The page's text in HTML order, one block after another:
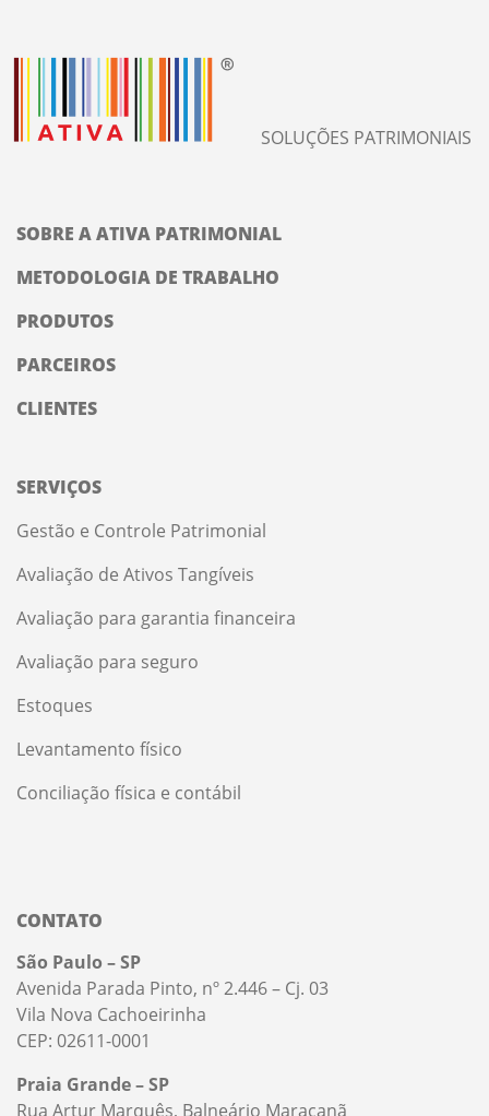
SOLUÇÕES PATRIMONIAIS
SOBRE A ATIVA PATRIMONIAL
METODOLOGIA DE TRABALHO
PRODUTOS
PARCEIROS
CLIENTES
SERVIÇOS
Gestão e Controle Patrimonial
Avaliação de Ativos Tangíveis
Avaliação para garantia financeira
Avaliação para seguro
Estoques
Levantamento físico
Conciliação física e contábil
CONTATO
São Paulo – SP
Avenida Parada Pinto, nº 2.446 – Cj. 03
Vila Nova Cachoeirinha
CEP: 02611-0001
Praia Grande – SP
Rua Artur Marquês, Balneário Maracanã